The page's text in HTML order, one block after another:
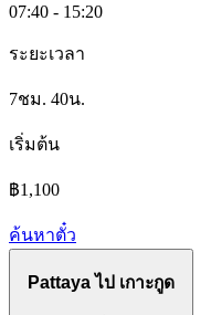
07:40 - 15:20
ระยะเวลา
7ชม. 40น.
เริ่มต้น
฿1,100
ค้นหาตั๋ว
Pattayaไป เกาะกูด